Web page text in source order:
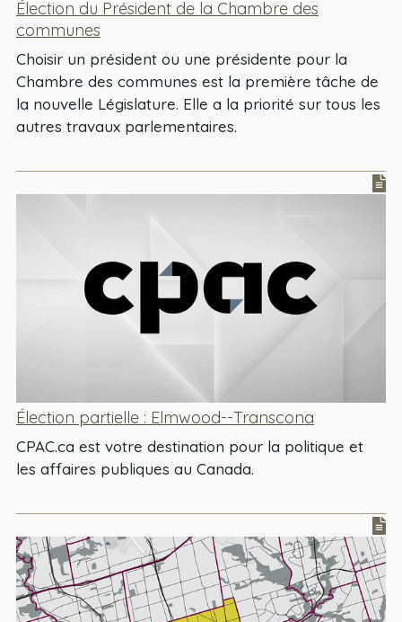
Élection du Président de la Chambre des
communes
Choisir un président ou une présidente pour la
Chambre des communes est la première tâche de
la nouvelle Législature. Elle a la priorité sur tous les
autres travaux parlementaires.
Élection partielle : Elmwood--Transcona
CPAC.ca est votre destination pour la politique et
les affaires publiques au Canada.